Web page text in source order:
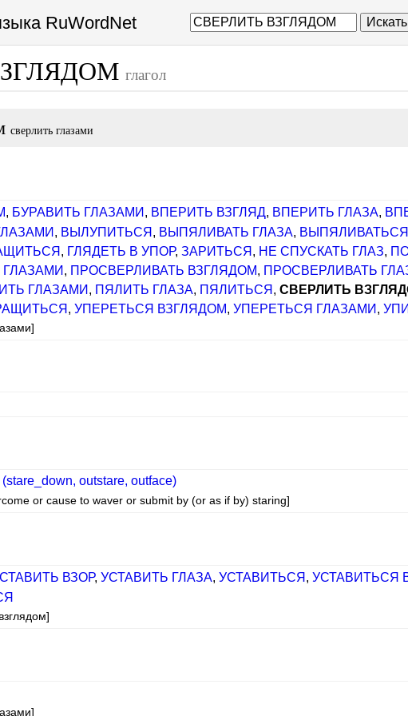
RuWordNet Искать
глагол
сверлить глазами
, БУРАВИТЬ ГЛАЗАМИ , ВПЕРИТЬ ВЗГЛЯД, ВПЕРИТЬ ГЛАЗА,
, ВЫЛУПИТЬСЯ , ВЫПЯЛИВАТЬ ГЛАЗА, ВЫПЯЛИВАТЬСЯ
, ГЛЯДЕТЬ В УПОР,ЗАРИТЬСЯ , НЕ СПУСКАТЬ ГЛАЗ,
, ПРОСВЕРЛИВАТЬ ВЗГЛЯДОМ, ПРОСВЕРЛИВАТЬ
ГЛАЗАМИ , ПЯЛИТЬ ГЛАЗА, ПЯЛИТЬСЯ ,СВЕРЛИТЬ
,УПЕРЕТЬСЯ ВЗГЛЯДОМ,УПЕРЕТЬСЯ ГЛАЗАМИ ,
outstare, outface)
or cause to waver or submit by (or as if by) staring]
ВЗОР, УСТАВИТЬ ГЛАЗА, УСТАВИТЬСЯ , УСТАВИТЬСЯ